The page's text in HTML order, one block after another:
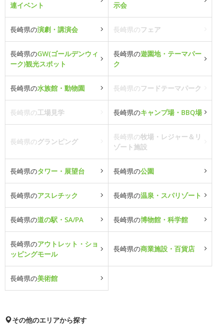
連イベント 示会
長崎県の演劇・講演会 長崎県のフェア
長崎県のGW(ゴールデンウィ
ーク)観光スポット
長崎県の遊園地・テーマパー
ク
長崎県の水族館・動物園 長崎県のフードテーマパーク
長崎県の工場見学 長崎県のキャンプ場・BBQ場
長崎県のグランピング
長崎県の牧場・レジャー＆リ
ゾート施設
長崎県のタワー・展望台 長崎県の公園
長崎県のアスレチック 長崎県の温泉・スパリゾート
長崎県の道の駅・SA/PA 長崎県の博物館・科学館
長崎県のアウトレット・ショ
ッピングモール
長崎県の商業施設・百貨店
長崎県の美術館
その他のエリアから探す